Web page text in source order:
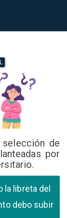
de
por
la libreta del
debo subir